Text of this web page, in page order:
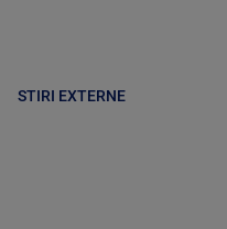
STIRI EXTERNE